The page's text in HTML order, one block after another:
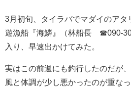
3月初旬、タイラバでマダイのアタ
遊漁船『海鱗』（林船長 ☎︎090-
入り、早速出かけてみた。
実はこの前週にも釣行したのだが
風と体調が少し悪かったのが重な